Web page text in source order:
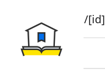
book/rent/[id]
대여